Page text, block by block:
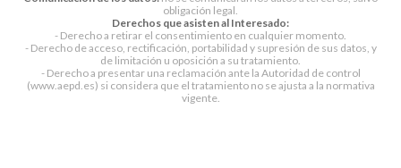
obligación legal.
Derechos que asisten al Interesado:
- Derecho a retirar el consentimiento en cualquier momento.
- Derecho de acceso, rectificación, portabilidad y supresión de sus datos, y
de limitación u oposición a su tratamiento.
- Derecho a presentar una reclamación ante la Autoridad de control
(www.aepd.es) si considera que el tratamiento no se ajusta a la normativa
vigente.